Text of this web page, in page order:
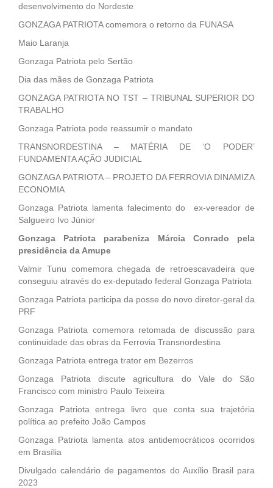
desenvolvimento do Nordeste
GONZAGA PATRIOTA comemora o retorno da FUNASA
Maio Laranja
Gonzaga Patriota pelo Sertão
Dia das mães de Gonzaga Patriota
GONZAGA PATRIOTA NO TST – TRIBUNAL SUPERIOR DO
TRABALHO
Gonzaga Patriota pode reassumir o mandato
TRANSNORDESTINA – MATÉRIA DE ‘O PODER’
FUNDAMENTA AÇÃO JUDICIAL
GONZAGA PATRIOTA – PROJETO DA FERROVIA DINAMIZA
ECONOMIA
Gonzaga Patriota lamenta falecimento do ex-vereador de
Salgueiro Ivo Júnior
Gonzaga Patriota parabeniza Márcia Conrado pela
presidência da Amupe
Valmir Tunu comemora chegada de retroescavadeira que
conseguiu através do ex-deputado federal Gonzaga Patriota
Gonzaga Patriota participa da posse do novo diretor-geral da
PRF
Gonzaga Patriota comemora retomada de discussão para
continuidade das obras da Ferrovia Transnordestina
Gonzaga Patriota entrega trator em Bezerros
Gonzaga Patriota discute agricultura do Vale do São
Francisco com ministro Paulo Teixeira
Gonzaga Patriota entrega livro que conta sua trajetória
política ao prefeito João Campos
Gonzaga Patriota lamenta atos antidemocráticos ocorridos
em Brasília
Divulgado calendário de pagamentos do Auxílio Brasil para
2023